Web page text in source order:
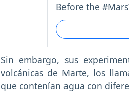
Before the
Sin embargo, sus
volcánicas de Marte, los
que contenían agua con